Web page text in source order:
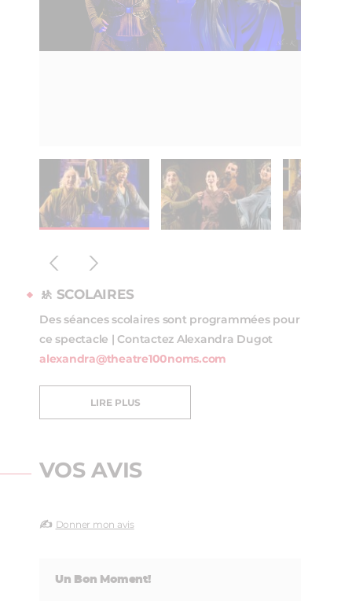
🚸 SCOLAIRES
Des séances scolaires sont programmées pour
ce spectacle | Contactez Alexandra Dugot
alexandra@theatre100noms.com
LIRE PLUS
VOS AVIS
✍️ Donner mon avis
Un Bon Moment!